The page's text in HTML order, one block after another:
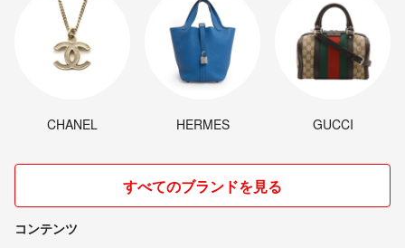
CHANEL HERMES GUCCI
すべてのブランドを見る
コンテンツ